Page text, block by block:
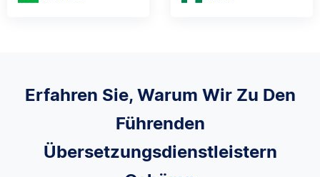
Erfahren Sie, Warum Wir Zu Den
Führenden
Übersetzungsdienstleistern